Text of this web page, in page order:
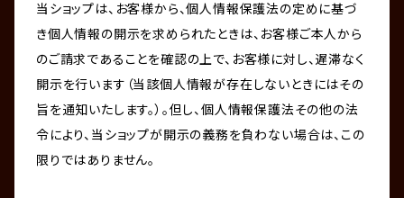
当ショップは、お客様から、個人情報保護法の定めに基づ
き個人情報の開示を求められたときは、お客様ご本人から
のご請求であることを確認の上で、お客様に対し、遅滞なく
開示を行います（当該個人情報が存在しないときにはその
旨を通知いたします。）。但し、個人情報保護法その他の法
令により、当ショップが開示の義務を負わない場合は、この
限りではありません。